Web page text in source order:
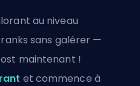
au niveau
sans galérer —
maintenant !
et commence à